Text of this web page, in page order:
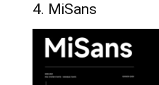
4. MiSans